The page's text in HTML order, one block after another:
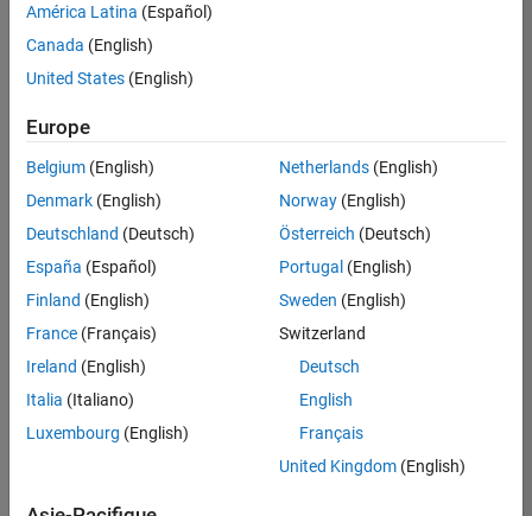
Enregistrer
sélectionnées
Les
descriptions
poste
n’ont
pas
été
traduites.
Effectuez
América Latina (Español)
Canada (English)
United States (English)
Europe
Belgium (English)
Denmark (English)
Deutschland (Deutsch)
España (Español)
Finland (English)
France (Français)
Ireland (English)
Italia (Italiano)
Luxembourg (English)
Netherlands(English)
Norway(English)
Österreich (Deutsch)
Portugal (English)
Sweden (English)
Switzerland
Deutsch
English
Français
United Kingdom(English)